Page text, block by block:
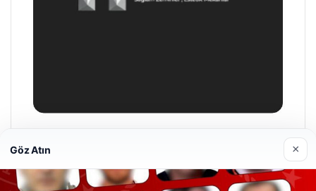
Enes Kaplan Avukatlık Bürosu
Göz Atın ×